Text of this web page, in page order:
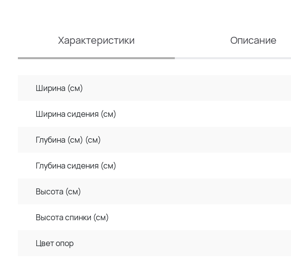
Характеристики Описание
Ширина (см)
Ширина сидения (см)
Глубина (см) (см)
Глубина сидения (см)
Высота (см)
Высота спинки (см)
Цвет опор